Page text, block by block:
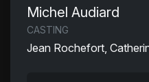
Michel Audiard
CASTING
Jean Rochefort,